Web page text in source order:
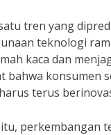
tren yang
teknologi
kaca dan
bahwa konsumen
terus
perkembangan